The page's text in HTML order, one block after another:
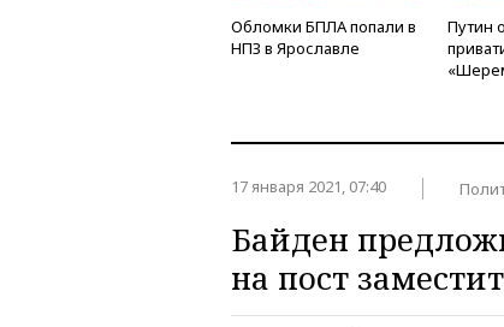
Обломки БПЛА попали в
НПЗ в Ярославле
Путин
17 января 2021, 07:40
Байден
на пост